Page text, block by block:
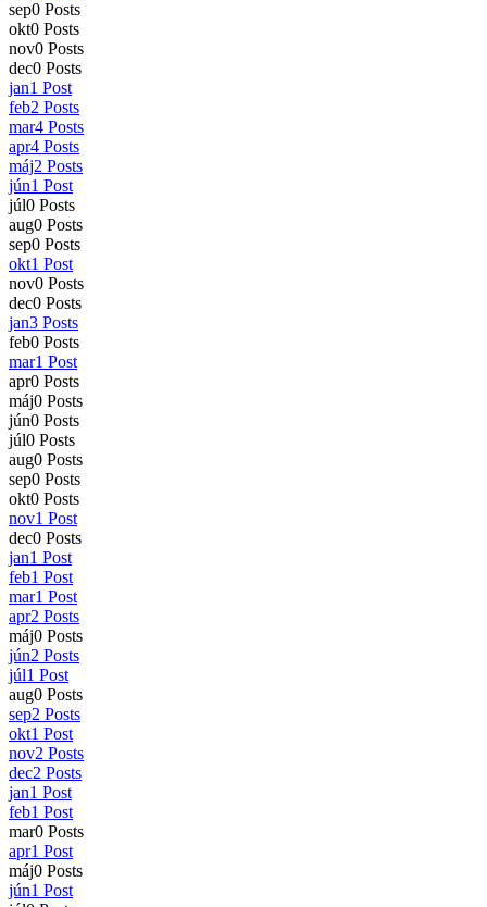
sep0 Posts
okt0 Posts
nov0 Posts
dec0 Posts
jan1 Post
feb2 Posts
mar4 Posts
apr4 Posts
máj2 Posts
jún1 Post
júl0 Posts
aug0 Posts
sep0 Posts
okt1 Post
nov0 Posts
dec0 Posts
jan3 Posts
feb0 Posts
mar1 Post
apr0 Posts
máj0 Posts
jún0 Posts
júl0 Posts
aug0 Posts
sep0 Posts
okt0 Posts
nov1 Post
dec0 Posts
jan1 Post
feb1 Post
mar1 Post
apr2 Posts
máj0 Posts
jún2 Posts
júl1 Post
aug0 Posts
sep2 Posts
okt1 Post
nov2 Posts
dec2 Posts
jan1 Post
feb1 Post
mar0 Posts
apr1 Post
máj0 Posts
jún1 Post